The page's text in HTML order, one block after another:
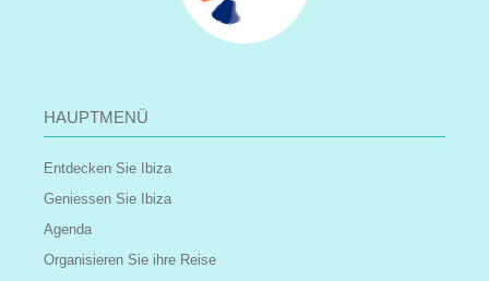
HAUPTMENÜ
Entdecken Sie Ibiza
Geniessen Sie Ibiza
Agenda
Organisieren Sie ihre Reise